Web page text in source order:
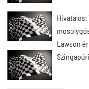
Lawson